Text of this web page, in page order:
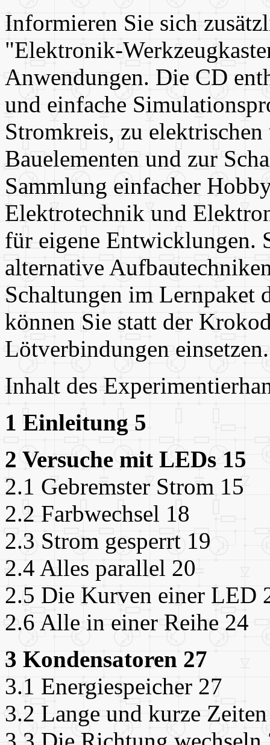
Informieren Sie sich
"Elektronik-
Anwendungen. Die CD
und einfache
Stromkreis, zu
Bauelementen und zur
Sammlung einfacher
Elektrotechnik und
für eigene Entwicklungen.
alternative
Schaltungen im Lernpaket
können Sie statt der
Lötverbindungen einsetzen.
Inhalt des
1 Einleitung 5
2 Versuche mit LEDs 15
2.1 Gebremster Strom 15
2.2 Farbwechsel 18
2.3 Strom gesperrt 19
2.4 Alles parallel 20
2.5 Die Kurven einer LED
2.6 Alle in einer Reihe 24
3 Kondensatoren 27
3.1 Energiespeicher 27
3.2 Lange und kurze